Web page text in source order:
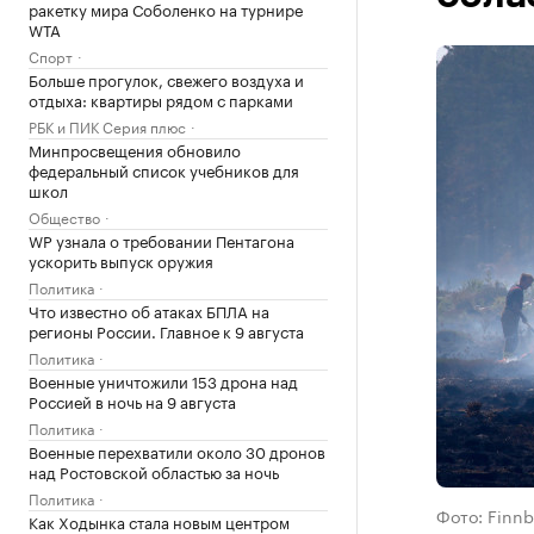
ракетку мира Соболенко на турнире
WTA
Спорт
Больше прогулок, свежего воздуха и
отдыха: квартиры рядом с парками
РБК и ПИК Серия плюс
Минпросвещения обновило
федеральный список учебников для
школ
Общество
WP узнала о требовании Пентагона
ускорить выпуск оружия
Политика
Что известно об атаках БПЛА на
регионы России. Главное к 9 августа
Политика
Военные уничтожили 153 дрона над
Россией в ночь на 9 августа
Политика
Военные перехватили около 30 дронов
над Ростовской областью за ночь
Политика
Как Ходынка стала новым центром
Фото: